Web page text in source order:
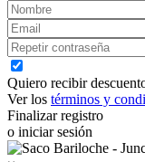
Quiero recibir
Ver los términos y
Finalizar registro
o iniciar sesión